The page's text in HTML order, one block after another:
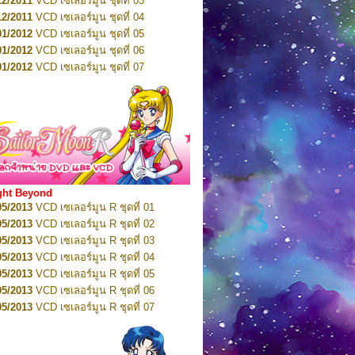
2016 DVD เซเลอร์มูน คริสตัล VOL.5
2016 DVD เซเลอร์มูน คริสตัล VOL.6
2016DVD เซเลอร์มูน คริสตัล VOL.7
2016DVD เซเลอร์มูน คริสตัล VOL.8
2017 DVD เซเลอร์มูน คริสตัล Box-Set
2011 VCD เซเลอร์มูน ชุดที่ 04
2012 VCD เซเลอร์มูน ชุดที่ 05
2012 VCD เซเลอร์มูน ชุดที่ 06
2012 VCD เซเลอร์มูน ชุดที่ 07
VCD เซเลอร์มูน ชุดที่ 08
VCD เซเลอร์มูน ชุดที่ 09
VCD เซเลอร์มูน ชุดที่ 10
2012VCD เซเลอร์มูน ชุดที่ 11
2012VCD เซเลอร์มูน ชุดที่ 12
2012VCD เซเลอร์มูน ชุดที่ 13
2012VCD เซเลอร์มูน ชุดที่ 14
2012 VCD เซเลอร์มูน ชุดที่ 15
VCD เซเลอร์มูน ชุดที่ 16
VCD เซเลอร์มูน ชุดที่ 17
VCD เซเลอร์มูน ชุดที่ 18
VCD เซเลอร์มูน ชุดที่ 19
VCD เซเลอร์มูน ชุดที่ 20
VCD เซเลอร์มูน ชุดที่ 21
VCD เซเลอร์มูน ชุดที่ 22
VCD เซเลอร์มูน ชุดที่ 23
DVD เซเลอร์มูน ชุดที่ 01
Beyond
2013 VCD เซเลอร์มูน R ชุดที่ 01
2013 VCD เซเลอร์มูน R ชุดที่ 02
2013 VCD เซเลอร์มูน R ชุดที่ 03
2013 VCD เซเลอร์มูน R ชุดที่ 04
2013 VCD เซเลอร์มูน R ชุดที่ 05
2013 VCD เซเลอร์มูน R ชุดที่ 06
2013 VCD เซเลอร์มูน R ชุดที่ 07
VCD เซเลอร์มูน R ชุดที่ 08
VCD เซเลอร์มูน R ชุดที่ 09